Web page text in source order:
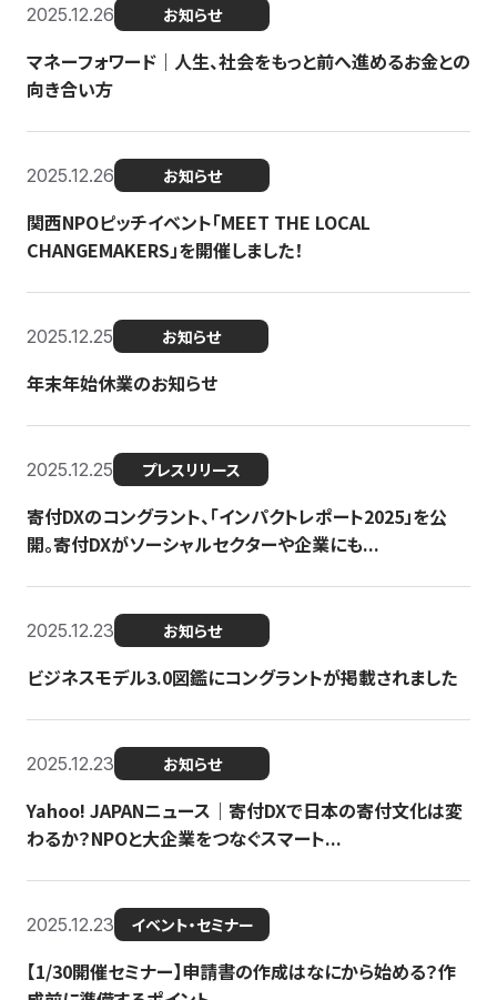
2025.12.26 お知らせ
マネーフォワード｜人生、社会をもっと前へ進めるお金との
向き合い方
2025.12.26 お知らせ
関西NPOピッチイベント「MEET THE LOCAL
CHANGEMAKERS」を開催しました！
2025.12.25 お知らせ
年末年始休業のお知らせ
2025.12.25 プレスリリース
寄付DXのコングラント、「インパクトレポート2025」を公
開。寄付DXがソーシャルセクターや企業にも...
2025.12.23 お知らせ
ビジネスモデル3.0図鑑にコングラントが掲載されました
2025.12.23 お知らせ
Yahoo! JAPANニュース｜寄付DXで日本の寄付文化は変
わるか？NPOと大企業をつなぐスマート...
2025.12.23 イベント・セミナー
【1/30開催セミナー】申請書の作成はなにから始める？作